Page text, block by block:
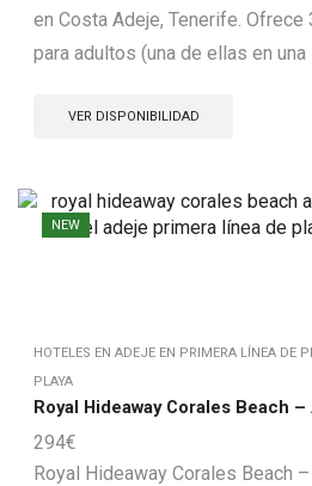
en Costa Adeje, Tenerife.
para adultos (una de ellas en una
VER DISPONIBILIDAD
NEW
HOTELES EN ADEJE EN PRIMERA LÍNEA DE
PLAYA
Royal Hideaway Corales Beach
294€
Royal Hideaway Corales Beach